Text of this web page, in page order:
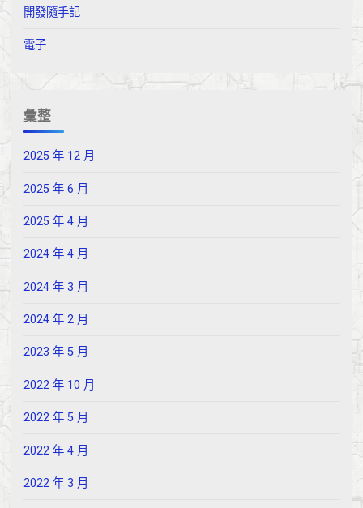
開發隨手記
電子
彙整
2025 年 12 月
2025 年 6 月
2025 年 4 月
2024 年 4 月
2024 年 3 月
2024 年 2 月
2023 年 5 月
2022 年 10 月
2022 年 5 月
2022 年 4 月
2022 年 3 月